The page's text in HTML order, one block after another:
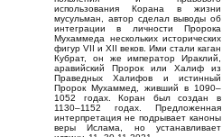
использования Корана в жизни
мусульман, автор сделал выводы об
интеграции в личности Пророка
Мухаммеда нескольких исторических
фигур VII и XII веков. Ими стали каган
Кубрат, он же император Ираклий,
аравийский Пророк или Халиф из
Праведных Халифов и истинный
Пророк Мухаммед, живший в 1090–
1052 годах. Коран был создан в
1130–1152 годах. Предложенная
интерпретация не подрывает каноны
веры Ислама, но устанавливает